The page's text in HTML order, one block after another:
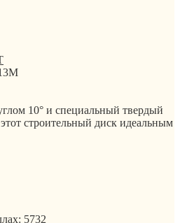
10° и специальный твердый
строительный диск идеальным
5732